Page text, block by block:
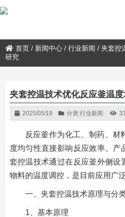
首页 / 新闻中心 /行业新闻 /夹套控
研究
夹套控温技术优化反应釜温
2025/05/19 分类:行业新闻
反应釜作为化工、制药、材
度均匀性直接影响反应效率、产
套控温技术通过在反应釜外侧设
物料的温度调控，是目前应用广
一、夹套控温技术原理与分
1、基本原理